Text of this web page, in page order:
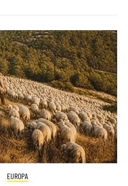
EUROPA